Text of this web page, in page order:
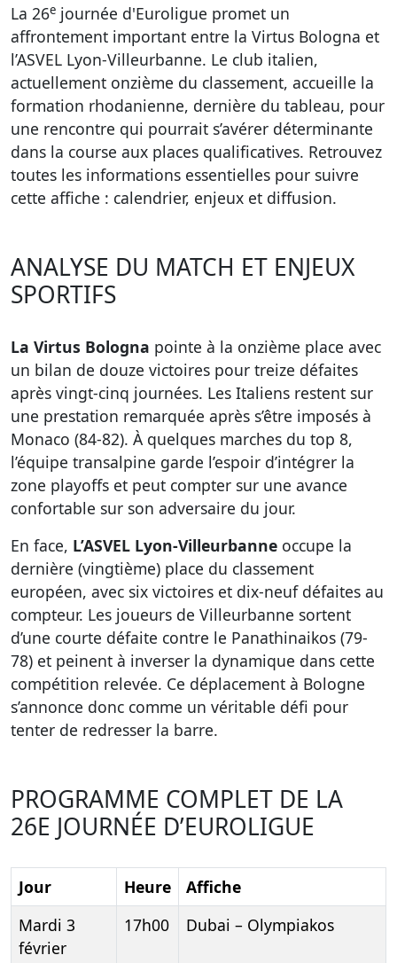
La 26e journée d'Euroligue promet un
affrontement important entre la Virtus Bologna et
l’ASVEL Lyon-Villeurbanne. Le club italien,
actuellement onzième du classement, accueille la
formation rhodanienne, dernière du tableau, pour
une rencontre qui pourrait s’avérer déterminante
dans la course aux places qualificatives. Retrouvez
toutes les informations essentielles pour suivre
cette affiche : calendrier, enjeux et diffusion.
ANALYSE DU MATCH ET ENJEUX
SPORTIFS
La Virtus Bologna pointe à la onzième place avec
un bilan de douze victoires pour treize défaites
après vingt-cinq journées. Les Italiens restent sur
une prestation remarquée après s’être imposés à
Monaco (84-82). À quelques marches du top 8,
l’équipe transalpine garde l’espoir d’intégrer la
zone playoffs et peut compter sur une avance
confortable sur son adversaire du jour.
En face, L’ASVEL Lyon-Villeurbanne occupe la
dernière (vingtième) place du classement
européen, avec six victoires et dix-neuf défaites au
compteur. Les joueurs de Villeurbanne sortent
d’une courte défaite contre le Panathinaikos (79-
78) et peinent à inverser la dynamique dans cette
compétition relevée. Ce déplacement à Bologne
s’annonce donc comme un véritable défi pour
tenter de redresser la barre.
PROGRAMME COMPLET DE LA
26E JOURNÉE D’EUROLIGUE
Jour Heure
Affiche
Mardi 3
février
17h00 Dubai – Olympiakos